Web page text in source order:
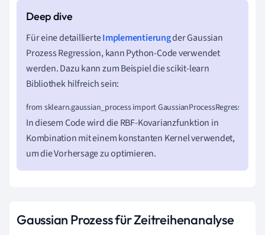
Für eine detaillierteImplementierungder Gaussian
Prozess Regression, kann Python-Code verwendet
werden. Dazu kann zum Beispiel die scikit-learn
Bibliothek hilfreich sein:
from sklearn.gaussian_process import
In diesem Code wird die RBF-Kovarianzfunktion in
Kombination mit einem konstanten Kernel verwendet,
um die Vorhersage zu optimieren.
Gaussian Prozess für Zeitreihenanalyse